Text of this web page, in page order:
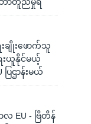
ာတူညီမှုရ
ျိုးဖောက်သူ
းယူနိုင်မယ့်
ြဌာန်းမယ်
လ EU - ဗြိတိန်